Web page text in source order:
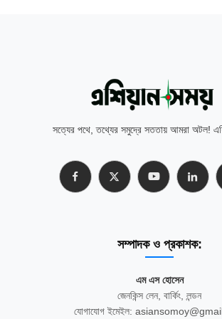
সত্যের পথে, তথ্যের সমুদ্রে সততায় আমরা অটল!
সম্পাদক ও প্রকাশক:
এম এস হোসেন
জেনকিন্স লেন, বার্কিং, লন্ডন
যোগাযোগ ইমেইল: